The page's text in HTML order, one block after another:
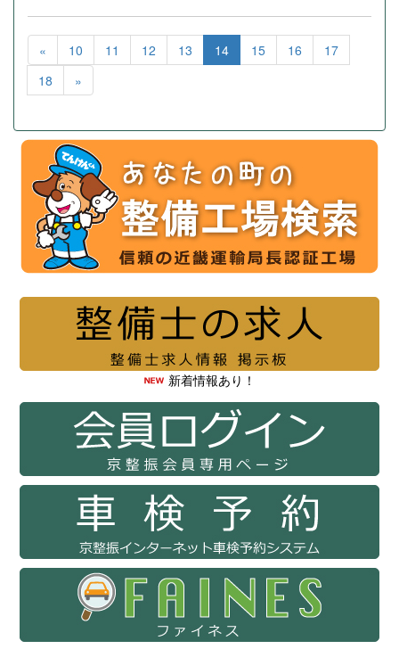
« 10 11 12 13 14 15 16
17
18
»
新着情報あり！